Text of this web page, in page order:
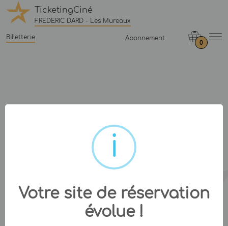
TicketingCiné
FREDERIC DARD - Les Mureaux
Billetterie Abonnement
0
Votre site de réservation
évolue !